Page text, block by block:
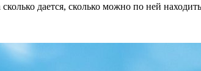
дается, сколько можно по ней